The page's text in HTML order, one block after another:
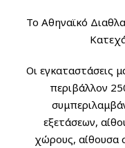
Το Αθηναϊκό
Οι εγκαταστάσεις
περιβάλλον
εξετάσεων,
χώρους, αίθουσα